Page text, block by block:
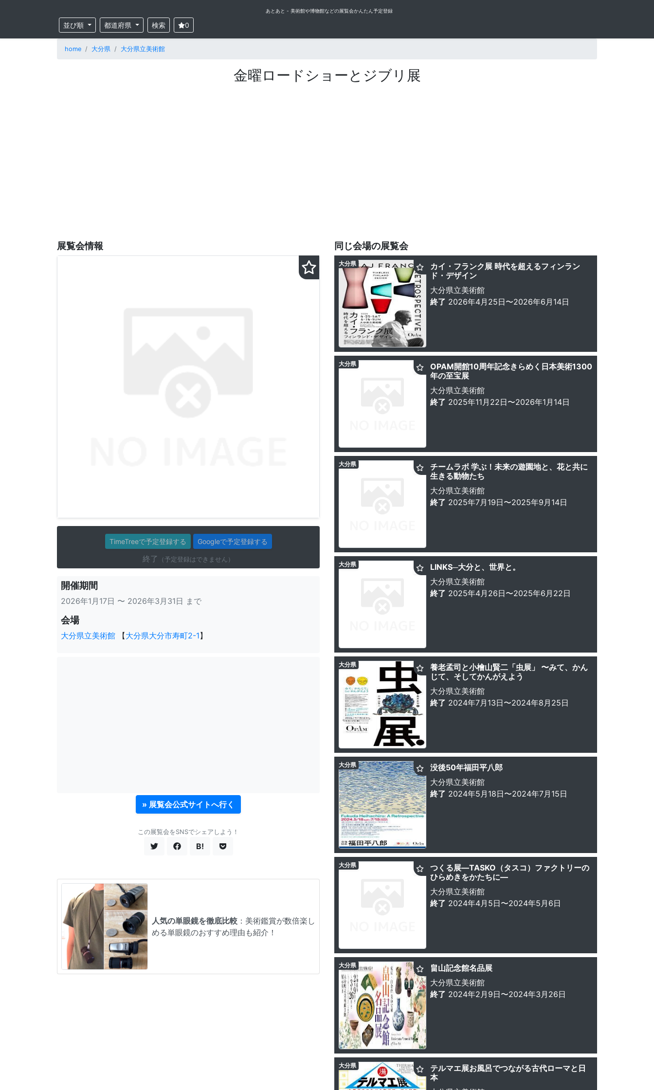
あとあと - 美術館や博物館などの展覧会かんたん予定登録
並び順 都道府県 検索 0
home 大分県 大分県立美術館
金曜ロードショーとジブリ展
展覧会情報
TimeTreeで予定登録する Googleで予定登録する
終了 （予定登録はできません）
開催期間
2026年1月17日 〜 2026年3月31日 まで
会場
大分県立美術館 【大分県大分市寿町2-1】
» 展覧会公式サイトへ行く
この展覧会をSNSでシェアしよう！
B!
人気の単眼鏡を徹底比較 ：美術鑑賞が数倍楽し
める単眼鏡のおすすめ理由も紹介！
同じ会場の展覧会
カイ・フランク展 時代を超えるフィンラン
ド・デザイン
大分県立美術館
終了 2026年4月25日〜2026年6月14日
大分県
OPAM開館10周年記念きらめく日本美術1300
年の至宝展
大分県立美術館
終了 2025年11月22日〜2026年1月14日
大分県
チームラボ 学ぶ！未来の遊園地と、花と共に
生きる動物たち
大分県立美術館
終了 2025年7月19日〜2025年9月14日
大分県
LINKS─大分と、世界と。
大分県立美術館
終了 2025年4月26日〜2025年6月22日
大分県
養老孟司と小檜山賢二「虫展」 〜みて、かん
じて、そしてかんがえよう
大分県立美術館
終了 2024年7月13日〜2024年8月25日
大分県
没後50年福田平八郎
大分県立美術館
終了 2024年5月18日〜2024年7月15日
大分県
つくる展—TASKO（タスコ）ファクトリーの
ひらめきをかたちに—
大分県立美術館
終了 2024年4月5日〜2024年5月6日
大分県
畠山記念館名品展
大分県立美術館
終了 2024年2月9日〜2024年3月26日
大分県
テルマエ展お風呂でつながる古代ローマと日
本
大分県